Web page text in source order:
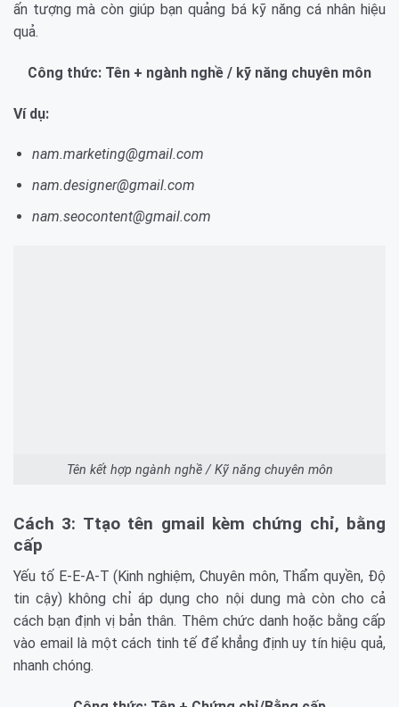
ấn tượng mà còn giúp bạn quảng bá kỹ năng cá nhân hiệu
quả.
Công thức: Tên + ngành nghề / kỹ năng chuyên môn
Ví dụ:
nam.marketing@gmail.com
nam.designer@gmail.com
nam.seocontent@gmail.com
Tên kết hợp ngành nghề / Kỹ năng chuyên môn
Cách 3: Ttạo tên gmail kèm chứng chỉ, bằng
cấp
Yếu tố E-E-A-T (Kinh nghiệm, Chuyên môn, Thẩm quyền, Độ
tin cậy) không chỉ áp dụng cho nội dung mà còn cho cả
cách bạn định vị bản thân. Thêm chức danh hoặc bằng cấp
vào email là một cách tinh tế để khẳng định uy tín hiệu quả,
nhanh chóng.